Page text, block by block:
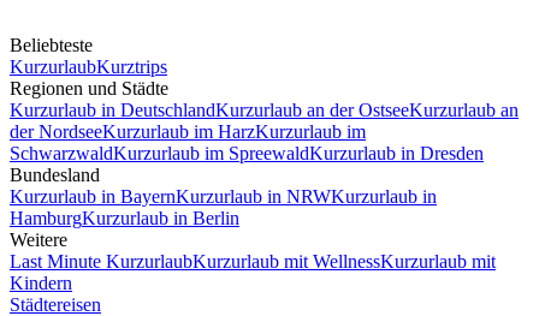
Beliebteste
KurzurlaubKurztrips
Regionen und Städte
Kurzurlaub in DeutschlandKurzurlaub an der OstseeKurzurlaub an
der NordseeKurzurlaub im HarzKurzurlaub im
SchwarzwaldKurzurlaub im SpreewaldKurzurlaub in Dresden
Bundesland
Kurzurlaub in BayernKurzurlaub in NRWKurzurlaub in
HamburgKurzurlaub in Berlin
Weitere
Last Minute KurzurlaubKurzurlaub mit WellnessKurzurlaub mit
Kindern
Städtereisen